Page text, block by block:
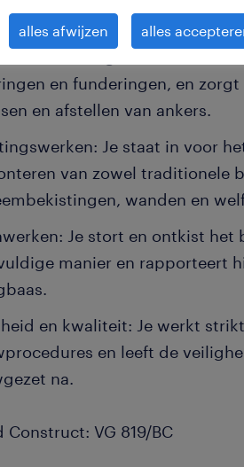
en funderingswerken: Je
en funderingen, en
en afstellen van ankers.
Je staat in voor
van zowel traditionele
wanden en
Je stort en ontkist het
manier en rapporteert
en kwaliteit: Je werkt
en leeft de
na.
Construct: VG 819/BC
alles afwijzen alles